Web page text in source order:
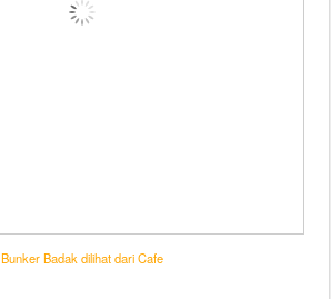
Bunker Badak dilihat dari Cafe